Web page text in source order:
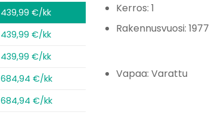
439,99 €/kk
439,99 €/kk
439,99 €/kk
684,94 €/kk
684,94 €/kk
Kerros: 1
Rakennusvuosi: 1977
Vapaa: Varattu